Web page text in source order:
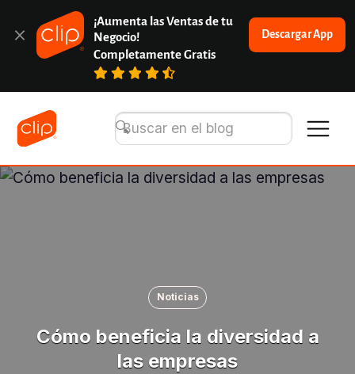
¡Aumenta las Ventas de tu
Negocio!
Completamente Gratis
Descargar App
Noticias
Cómo beneficia la diversidad a
las empresas